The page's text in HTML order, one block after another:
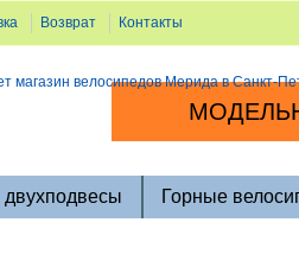
Возврат Контакты
Горные